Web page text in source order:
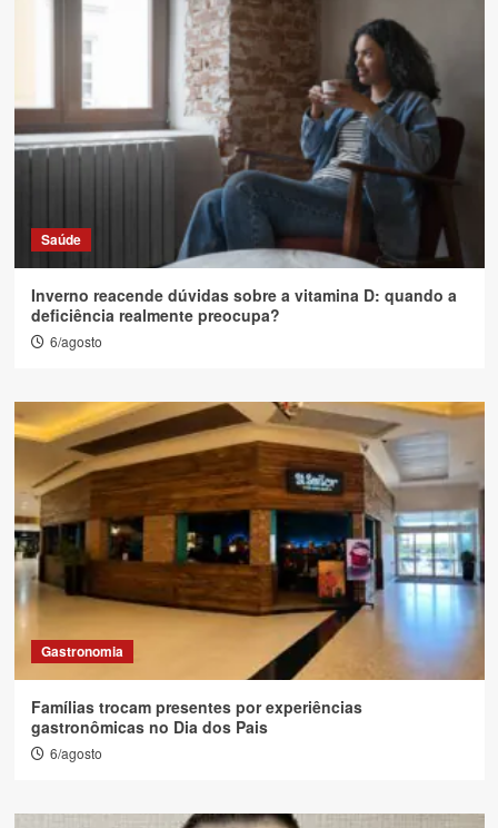
Saúde
Inverno reacende dúvidas sobre a vitamina D: quando a
deficiência realmente preocupa?
6/agosto
Gastronomia
Famílias trocam presentes por experiências
gastronômicas no Dia dos Pais
6/agosto